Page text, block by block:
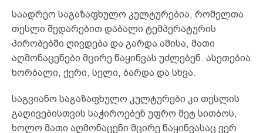
საადრეო საგაზაფხულო კულტურებია, რომელთა
თესლი შედარებით დაბალი ტემპერატურის
პირობებში ღივდება და გარდა ამისა, მათი
აღმონაცენები მცირე წაყინვას უძლებენ. ასეთებია
ხორბალი, ქერი, სელი, ბარდა და სხვა.
საგვიანო საგაზაფხულო კულტურები კი თესლის
გაღივებისთვის საჭიროებენ უფრო მეტ სითბოს,
ხოლო მათი აღმონაცენი მცირე წაყინვასაც ვერ